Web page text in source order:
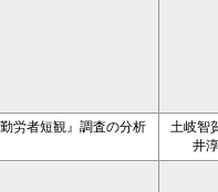
労者短観』調査の分析
土岐智
井